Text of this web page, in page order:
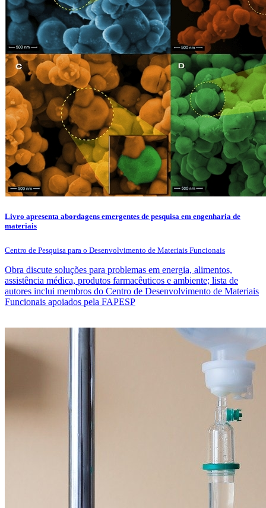
Livro apresenta abordagens emergentes de pesquisa em engenharia de
materiais
Centro de Pesquisa para o Desenvolvimento de Materiais Funcionais
Obra discute soluções para problemas em energia, alimentos,
assistência médica, produtos farmacêuticos e ambiente; lista de
autores inclui membros do Centro de Desenvolvimento de Materiais
Funcionais apoiados pela FAPESP